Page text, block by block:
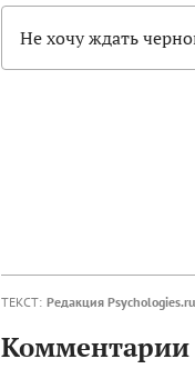
Не хочу ждать
ТЕКСТ: Редакция Psychologies.ru
Комментарии